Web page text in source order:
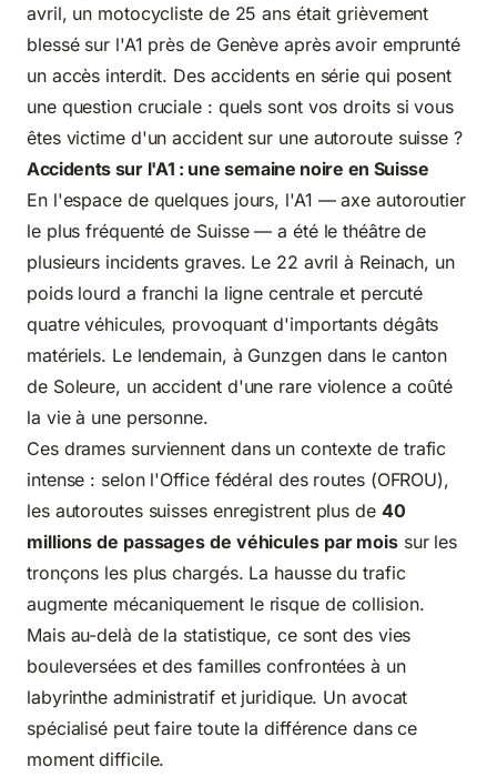
avril, un motocycliste de 25 ans était grièvement
blessé sur l'A1 près de Genève après avoir emprunté
un accès interdit. Des accidents en série qui posent
une question cruciale : quels sont vosdroitssi vous
êtes victime d'un accident sur une autoroute suisse ?
Accidents sur l'A1 : une semaine noire en Suisse
En l'espace de quelques jours, l'A1 — axe autoroutier
le plus fréquenté de Suisse — a été le théâtre de
plusieurs incidents graves. Le 22 avril à Reinach, un
poids lourd a franchi la ligne centrale et percuté
quatre véhicules, provoquant d'importants dégâts
matériels. Le lendemain, à Gunzgen dans le canton
de Soleure, un accident d'une rare violence a coûté
la vie à une personne.
Ces drames surviennent dans un contexte de trafic
intense : selon l'Office fédéral des routes (OFROU),
les autoroutes suisses enregistrent plus de 40
millions de passages de véhicules par moissur les
tronçons les plus chargés. La hausse du trafic
augmente mécaniquement le risque de collision.
Mais au-delà de la statistique, ce sont des vies
bouleversées et des familles confrontées à un
labyrinthe administratif et juridique. Un avocat
spécialisé peut faire toute la différence dans ce
moment difficile.